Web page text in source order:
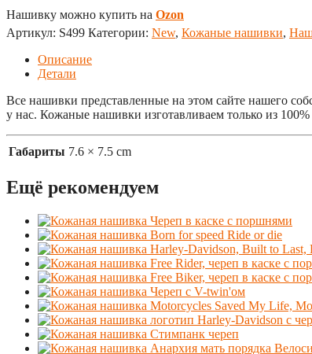
Нашивку можно купить на Ozon
Артикул: S499 Категории: New, Кожаные нашивки,
Описание
Детали
Все нашивки представленные на этом сайте нашего
у нас. Кожаные нашивки изготавливаем только из
Габариты 7.6 × 7.5 cm
Ещё рекомендуем